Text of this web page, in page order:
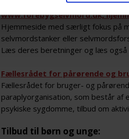
www.forebygselvmord.dk,
Hjemmeside med særligt fokus på
selvmordstanker eller
Læs deres beretninger og læs også
Fællesrådet for pårørende og
Fællesrådet for bruger- og
paraplyorganisation, som består
psykiske sygdomme, tilbud om
Tilbud til børn og unge: